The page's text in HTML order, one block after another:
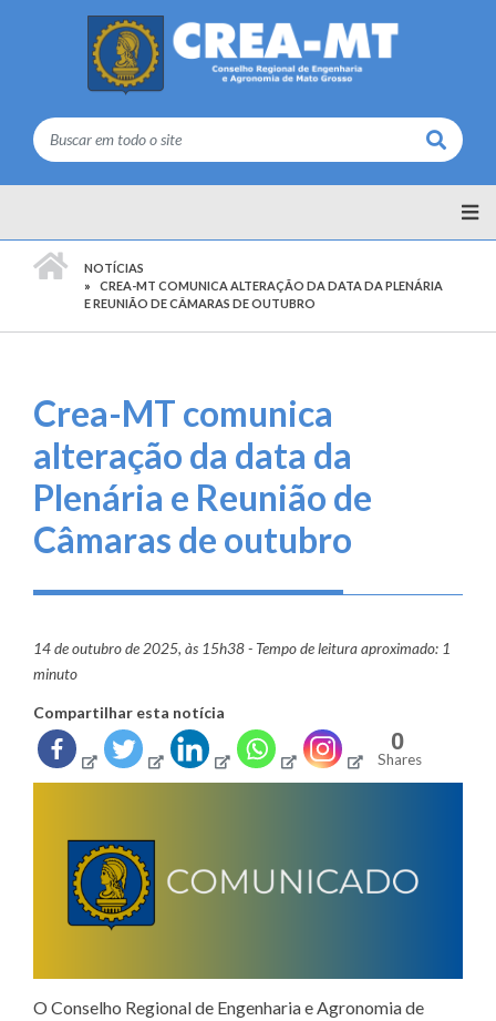
Buscar
NOTÍCIAS
CREA-MT COMUNICA ALTERAÇÃO DA DATA DA PLENÁRIA
E REUNIÃO DE CÂMARAS DE OUTUBRO
Crea-MT comunica
alteração da data da
Plenária e Reunião de
Câmaras de outubro
14 de outubro de 2025, às 15h38 - Tempo de leitura aproximado: 1
minuto
Compartilhar esta notícia
0
Shares
O Conselho Regional de Engenharia e Agronomia de